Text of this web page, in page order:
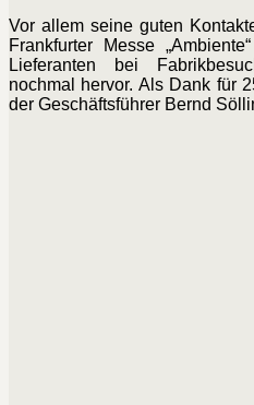
Vor allem seine guten
Frankfurter Messe
Lieferanten bei
nochmal hervor. Als Dank für
der Geschäftsführer Bernd